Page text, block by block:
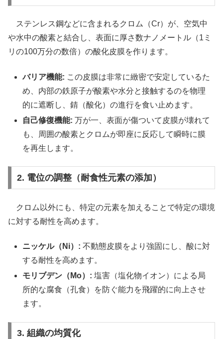
ステンレス鋼などに含まれるクロム（Cr）が、空気中
や水中の酸素と結合し、表面に厚さ数ナノメートル（1ミ
リの100万分の数倍）の酸化皮膜を作ります。
バリア機能: この皮膜は非常に緻密で安定しているた
め、内部の鉄原子が酸素や水分と接触するのを物理
的に遮断し、錆（酸化）の進行を食い止めます。
自己修復機能: 万が一、表面が傷ついて皮膜が壊れて
も、周囲の酸素とクロムが即座に反応して瞬時に膜
を再生します。
2. 電位の調整（耐食性元素の添加）
クロム以外にも、特定の元素を加えることで特定の環境
に対する耐性を高めます。
ニッケル（Ni）: 不動態皮膜をより強固にし、酸に対
する耐性を高めます。
モリブデン（Mo）: 塩害（塩化物イオン）による局
所的な腐食（孔食）を防ぐ能力を飛躍的に向上させ
ます。
3. 組織の均質化